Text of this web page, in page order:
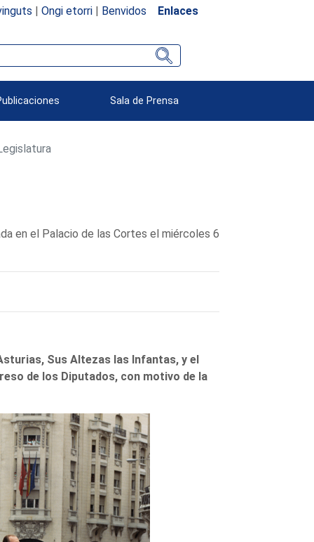
| Ongi etorri| Benvidos Enlaces
Sala de Prensa
en el Palacio de las Cortes el miércoles 6
Sus Altezas las Infantas, y el
de los Diputados, con motivo de la